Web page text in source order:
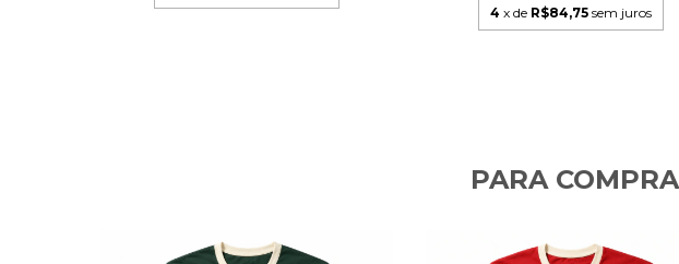
4 x de R$84,75 sem juros
PARA